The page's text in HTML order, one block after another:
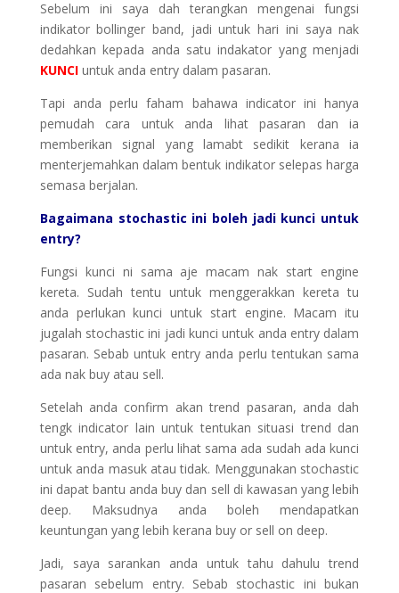
Sebelum ini saya dah terangkan mengenai fungsi
indikator bollinger band, jadi untuk hari ini saya nak
dedahkan kepada anda satu indakator yang menjadi
KUNCIuntuk anda entry dalam pasaran.
Tapi anda perlu faham bahawa indicator ini hanya
pemudah cara untuk anda lihat pasaran dan ia
memberikan signal yang lamabt sedikit kerana ia
menterjemahkan dalam bentuk indikator selepas harga
semasa berjalan.
Bagaimana stochastic ini boleh jadi kunci untuk
entry?
Fungsi kunci ni sama aje macam nak start engine
kereta. Sudah tentu untuk menggerakkan kereta tu
anda perlukan kunci untuk start engine. Macam itu
jugalah stochastic ini jadi kunci untuk anda entry dalam
pasaran. Sebab untuk entry anda perlu tentukan sama
ada nak buy atau sell.
Setelah anda confirm akan trend pasaran, anda dah
tengk indicator lain untuk tentukan situasi trend dan
untuk entry, anda perlu lihat sama ada sudah ada kunci
untuk anda masuk atau tidak. Menggunakan stochastic
ini dapat bantu anda buy dan sell di kawasan yang lebih
deep. Maksudnya anda boleh mendapatkan
keuntungan yang lebih kerana buy or sell on deep.
Jadi, saya sarankan anda untuk tahu dahulu trend
pasaran sebelum entry. Sebab stochastic ini bukan